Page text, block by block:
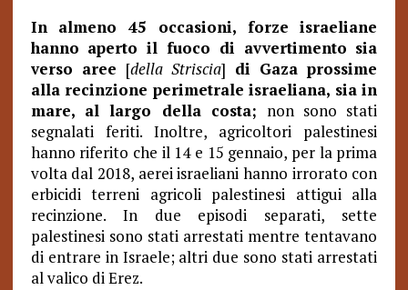
In almeno 45 occasioni, forze israeliane
hanno aperto il fuoco di avvertimento sia
verso aree [della Striscia] di Gaza prossime
alla recinzione perimetrale israeliana, sia in
mare, al largo della costa; non sono stati
segnalati feriti. Inoltre, agricoltori palestinesi
hanno riferito che il 14 e 15 gennaio, per la prima
volta dal 2018, aerei israeliani hanno irrorato con
erbicidi terreni agricoli palestinesi attigui alla
recinzione. In due episodi separati, sette
palestinesi sono stati arrestati mentre tentavano
di entrare in Israele; altri due sono stati arrestati
al valico di Erez.